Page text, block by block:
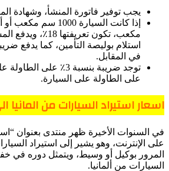
يجب توفير فاتورة المنشأ، وشهادة
مكعب، تكون
في المقابل.
على الطاولة على السيارة.
اسعار استيراد السيارات من المانيا
في السنوات الأخيرة ظهر منتدى بعنوان
على الإنترنت، وهو يشير إلى استيراد
المرور بوكيل أو وسيط، ويتمثل دوره في
السيارات من ألمانيا.